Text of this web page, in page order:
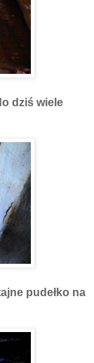
dziś wiele
pudełko na